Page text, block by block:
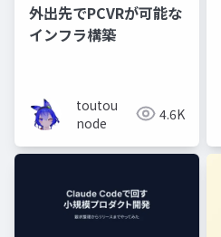
外出先でPCVRが可能な
インフラ構築
toutou
node
4.6K